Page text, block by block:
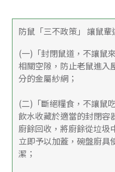
防鼠「三不政策」 讓鼠輩
(一)「封閉鼠道，不讓鼠
相關空隙，防止老鼠進入
分的金屬紗網；
(二)「斷絕糧食，不讓鼠
飲水收藏於適當的封閉容
廚餘回收，將廚餘從垃圾
立即予以加蓋，碗盤廚具
潔；